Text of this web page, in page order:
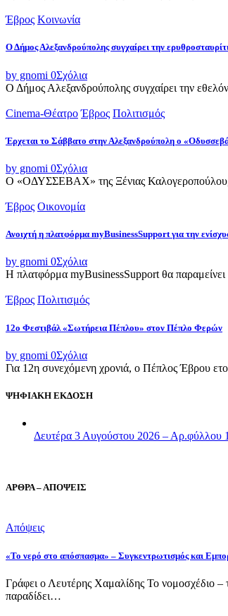
Έβρος Κοινωνία
Ο Δήμος Αλεξανδρούπολης συγχαίρει την
by gnomi 0Σχόλια
Ο Δήμος Αλεξανδρούπολης συγχαίρει την
Cinema-Θέατρο Έβρος Πολιτισμός
Έρχεται το Σάββατο στην Αλεξανδρούπολη ο
by gnomi 0Σχόλια
Ο «ΟΔΥΣΣΕΒΑΧ» της Ξένιας Καλογεροπούλου,
Έβρος Οικονομία
Ανοιχτή η πλατφόρμα myBusinessSupport για την
by gnomi 0Σχόλια
Η πλατφόρμα myBusinessSupport θα παραμείνει
Έβρος Πολιτισμός
12ο Φεστιβάλ «Σωτήρεια Πέπλου» στον Πέπλο Φερών
by gnomi 0Σχόλια
Για 12η συνεχόμενη χρονιά, ο Πέπλος Έβρου
ΨΗΦΙΑΚΗ ΕΚΔΟΣΗ
Δευτέρα 3 Αυγούστου 2026 – Αρ.φύλλου
ΑΡΘΡΑ – ΑΠΟΨΕΙΣ
Απόψεις
«Το νερό στο απόσπασμα» – Συγκεντρωτισμός και
Γράφει ο Λευτέρης Χαμαλίδης Το νομοσχέδιο –
παραδίδει…